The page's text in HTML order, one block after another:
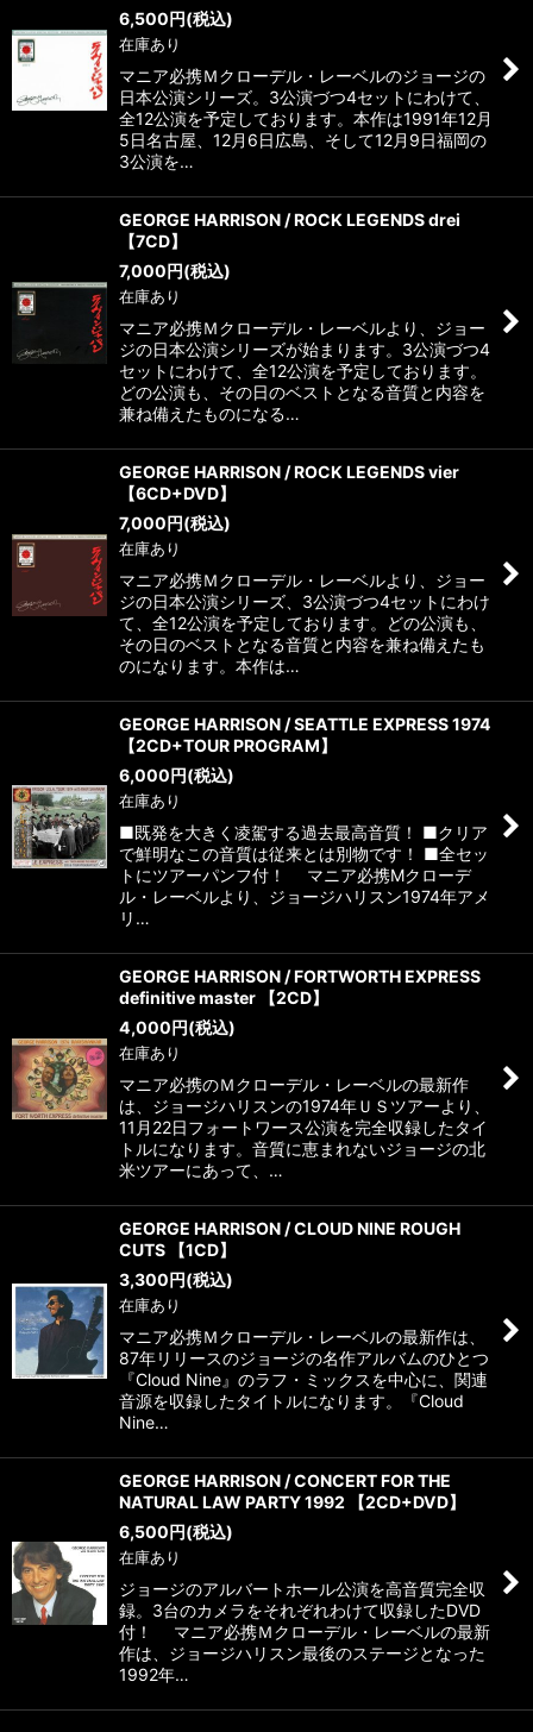
6,500円(税込)
在庫あり
マニア必携Ｍクローデル・レーベルのジョージの
日本公演シリーズ。3公演づつ4セットにわけて、
全12公演を予定しております。本作は1991年12月
5日名古屋、12月6日広島、そして12月9日福岡の
3公演を…
GEORGE HARRISON / ROCK LEGENDS drei
【7CD】
7,000円(税込)
在庫あり
マニア必携Ｍクローデル・レーベルより、ジョー
ジの日本公演シリーズが始まります。3公演づつ4
セットにわけて、全12公演を予定しております。
どの公演も、その日のベストとなる音質と内容を
兼ね備えたものになる…
GEORGE HARRISON / ROCK LEGENDS vier
【6CD+DVD】
7,000円(税込)
在庫あり
マニア必携Ｍクローデル・レーベルより、ジョー
ジの日本公演シリーズ、3公演づつ4セットにわけ
て、全12公演を予定しております。どの公演も、
その日のベストとなる音質と内容を兼ね備えたも
のになります。本作は…
GEORGE HARRISON / SEATTLE EXPRESS 1974
【2CD+TOUR PROGRAM】
6,000円(税込)
在庫あり
■既発を大きく凌駕する過去最高音質！ ■クリア
で鮮明なこの音質は従来とは別物です！ ■全セッ
トにツアーパンフ付！ マニア必携Mクローデ
ル・レーベルより、ジョージハリスン1974年アメ
リ…
GEORGE HARRISON / FORTWORTH EXPRESS
definitive master 【2CD】
4,000円(税込)
在庫あり
マニア必携のＭクローデル・レーベルの最新作
は、ジョージハリスンの1974年ＵＳツアーより、
11月22日フォートワース公演を完全収録したタイ
トルになります。音質に恵まれないジョージの北
米ツアーにあって、…
GEORGE HARRISON / CLOUD NINE ROUGH
CUTS 【1CD】
3,300円(税込)
在庫あり
マニア必携Ｍクローデル・レーベルの最新作は、
87年リリースのジョージの名作アルバムのひとつ
『Cloud Nine』のラフ・ミックスを中心に、関連
音源を収録したタイトルになります。『Cloud
Nine…
GEORGE HARRISON / CONCERT FOR THE
NATURAL LAW PARTY 1992 【2CD+DVD】
6,500円(税込)
在庫あり
ジョージのアルバートホール公演を高音質完全収
録。3台のカメラをそれぞれわけて収録したDVD
付！ マニア必携Ｍクローデル・レーベルの最新
作は、ジョージハリスン最後のステージとなった
1992年…